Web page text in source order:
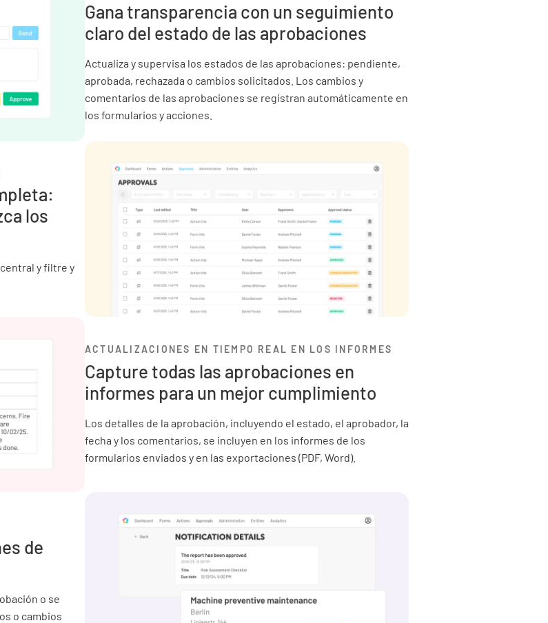
Gana transparencia con un seguimiento
claro del estado de las aprobaciones
Actualiza y supervisa los estados de las aprobaciones: pendiente,
aprobada, rechazada o cambios solicitados. Los cambios y
comentarios de las aprobaciones se registran automáticamente en
los formularios y acciones.
los
y filtre y
ACTUALIZACIONES EN TIEMPO REAL EN LOS INFORMES
Capture todas las aprobaciones en
informes para un mejor cumplimiento
Los detalles de la aprobación, incluyendo el estado, el aprobador, la
fecha y los comentarios, se incluyen en los informes de los
formularios enviados y en las exportaciones (PDF, Word).
de
o se
o cambios